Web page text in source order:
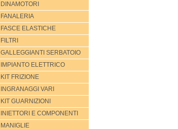
DINAMOTORI
FANALERIA
FASCE ELASTICHE
FILTRI
GALLEGGIANTI SERBATOIO
IMPIANTO ELETTRICO
KIT FRIZIONE
INGRANAGGI VARI
KIT GUARNIZIONI
INIETTORI E COMPONENTI
MANIGLIE